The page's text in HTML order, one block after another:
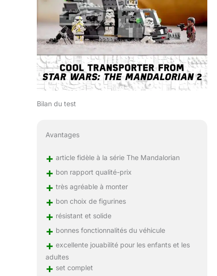
Bilan du test
Avantages
+ article fidèle à la série The Mandalorian
+ bon rapport qualité-prix
+ très agréable à monter
+ bon choix de figurines
+ résistant et solide
+ bonnes fonctionnalités du véhicule
+ excellente jouabilité pour les enfants et les
adultes
+ set complet